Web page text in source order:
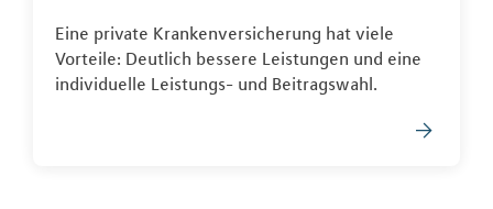
Eine private Krankenversicherung hat viele
Vorteile: Deutlich bessere Leistungen und eine
individuelle Leistungs- und Beitragswahl.